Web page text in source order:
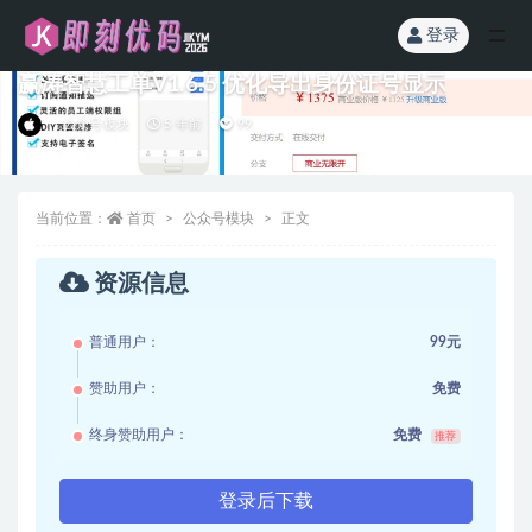
登录
赢涛智慧工单V1.6.5 优化导出身份证号显示
公众号模块 5 年前 99
当前位置： 首页 公众号模块 正文
资源信息
普通用户： 99元
赞助用户： 免费
终身赞助用户： 免费 推荐
登录后下载